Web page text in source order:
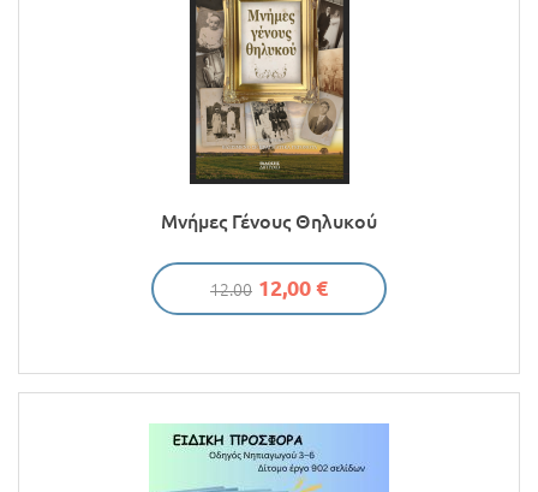
Μνήμες Γένους Θηλυκού
12.00 12,00 €